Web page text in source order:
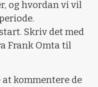
og hvordan vi vil
Skriv det med
Frank Omta til
kommentere de